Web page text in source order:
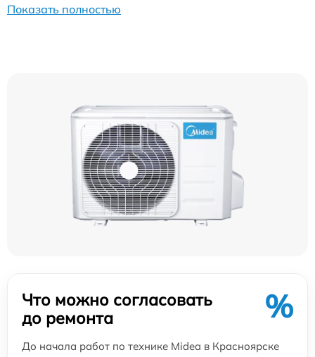
Показать полностью
Что можно согласовать
до ремонта
%
До начала работ по технике Midea в Красноярске